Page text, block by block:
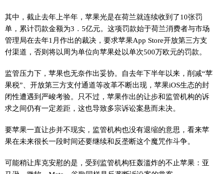
其中，截止去年上半年，苹果光是在荷兰就连续收到了10张罚
单，累计罚款金额为3．5亿元。这项罚款始于荷兰消费者与市场
管理局在去年1月作出的裁决，要求苹果App Store开放第三方支
付渠道，否则将以周为单位向苹果处以单次500万欧元的罚款。
监管压力下，苹果也无奈作出妥协。自去年下半年以来，削减“苹
果税”、开放第三方支付通道等改革不断出现，苹果iOS生态的封
闭性遭遇到严峻考验。只不过，苹果作出的让步和监管机构的诉
求之间仍有一定差距，这也导致多宗诉讼案悬而未决。
要苹果一直让步并不现实，监管机构也没有退缩的意思，看来苹
果在未来很长一段时间还要继续和反垄断这个魔咒作斗争。
可能稍让库克安慰的是，受到监管机构狂轰滥炸的不止苹果：亚